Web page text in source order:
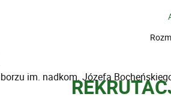
im. nadkom. Józefa